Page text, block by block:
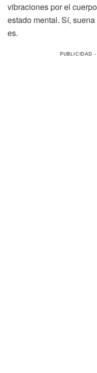
vibraciones por el
estado mental. Sí,
es.